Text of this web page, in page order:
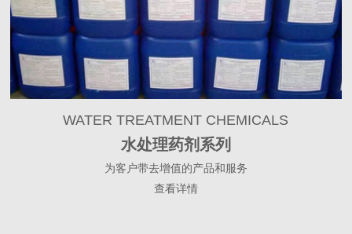
WATER TREATMENT CHEMICALS
水处理药剂系列
为客户带去增值的产品和服务
查看详情